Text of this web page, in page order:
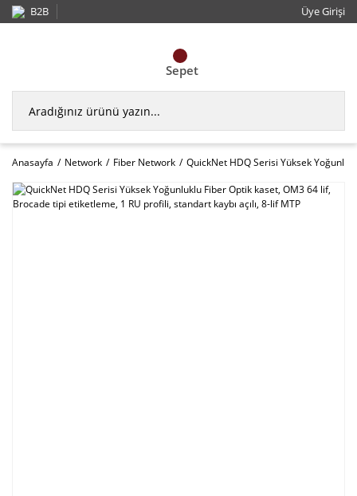
B2B Üye Girişi
Sepet
Anasayfa Network Fiber Network QuickNet HDQ Serisi Yüksek